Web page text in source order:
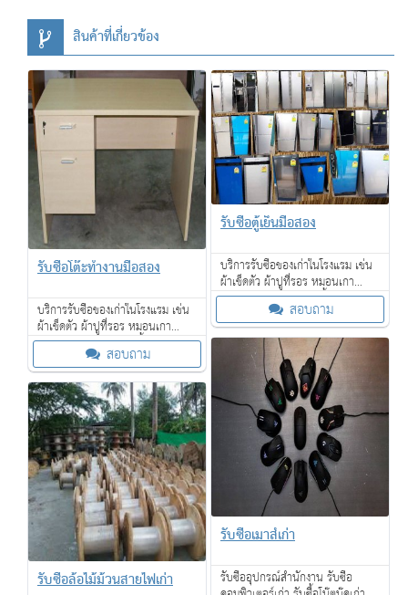
สินค้าที่เกี่ยวข้อง
รับซื้อโต๊ะทำงานมือสอง
บริการรับซื้อของเก่าในโรงแรม เช่น
ผ้าเช็ดตัว ผ้าปูที่รอร หมอนเกา
เฟอร์นิเจอร์ โคมไฟ กาน้ำร้อน ไดร์
เป่าผม โซฟา เตียงนอน ที่นอน และ
อื่น ๆ
สอบถาม
รับซื้อตู้เย็นมือสอง
บริการรับซื้อของเก่าในโรงแรม เช่น
ผ้าเช็ดตัว ผ้าปูที่รอร หมอนเกา
เฟอร์นิเจอร์ โคมไฟ กาน้ำร้อน ไดร์
เป่าผม โซฟา เตียงนอน ที่นอน และ
อื่น ๆ
สอบถาม
รับซื้อเมาส์เก่า
รับซื้ออุปกรณ์สำนักงาน รับซื้อ
รับซื้อล้อไม้ม้วนสายไฟเก่า